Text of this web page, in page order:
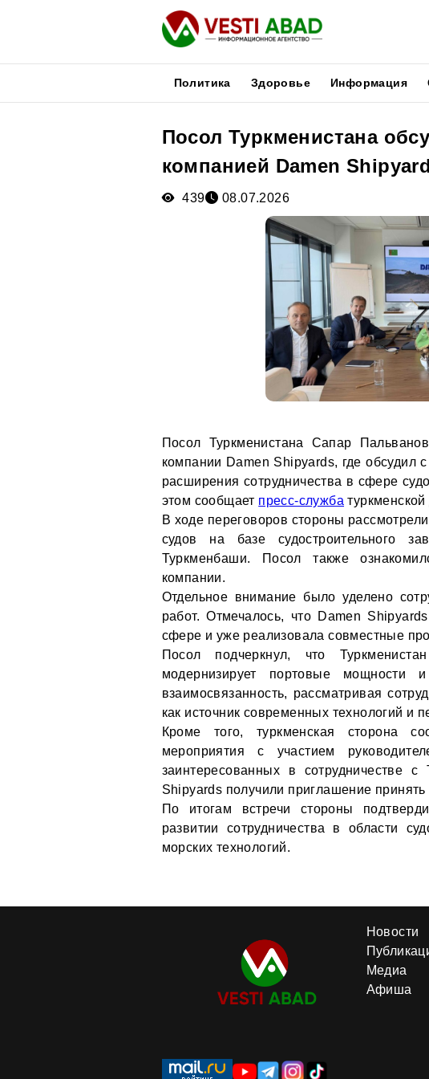
Политика Здоровье Информация
Посол Туркменистана
компанией Damen
439 08.07.2026
Посол Туркменистана Сапар
компании Damen Shipyards, где обсудил
расширения сотрудничества в сфере
этом сообщает пресс-служба
В ходе переговоров стороны
судов на базе судостроительного
Туркменбаши. Посол также
компании.
Отдельное внимание было уделено
работ. Отмечалось, что Damen
сфере и уже реализовала совместные
Посол подчеркнул, что
модернизирует портовые мощности и
взаимосвязанность, рассматривая
как источник современных технологий и
Кроме того, туркменская сторона
мероприятия с участием
заинтересованных в сотрудничестве с
Shipyards получили приглашение принять
По итогам встречи стороны
развитии сотрудничества в области
морских технологий.
Новости
Медиа
Афиша